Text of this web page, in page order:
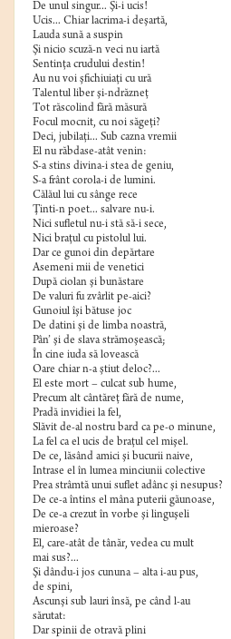
De unul singur... Şi-i ucis!
Ucis... Chiar lacrima-i deşartă,
Lauda sună a suspin
Şi nicio scuză-n veci nu iartă
Sentinţa crudului destin!
Au nu voi şfichiuiaţi cu ură
Talentul liber şi-ndrăzneţ
Tot răscolind fără măsură
Focul mocnit, cu noi săgeţi?
Deci, jubilaţi... Sub cazna vremii
El nu răbdase-atât venin:
S-a stins divina-i stea de geniu,
S-a frânt corola-i de lumini.
Călăul lui cu sânge rece
Ţinti-n poet... salvare nu-i.
Nici sufletul nu-i stă să-i sece,
Nici braţul cu pistolul lui.
Dar ce gunoi din depărtare
Asemeni mii de venetici
După ciolan şi bunăstare
De valuri fu zvârlit pe-aici?
Gunoiul îşi bătuse joc
De datini şi de limba noastră,
Pân’ şi de slava strămoşească;
În cine iuda să lovească
Oare chiar n-a ştiut deloc?...
El este mort – culcat sub hume,
Precum alt cântăreţ fără de nume,
Pradă invidiei la fel,
Slăvit de-al nostru bard ca pe-o minune,
La fel ca el ucis de braţul cel mişel.
De ce, lăsând amici şi bucurii naive,
Intrase el în lumea minciunii colective
Prea strâmtă unui suflet adânc şi nesupus?
De ce-a întins el mâna puterii găunoase,
De ce-a crezut în vorbe şi linguşeli
mieroase?
El, care-atât de tânăr, vedea cu mult
mai sus?...
Şi dându-i jos cununa – alta i-au pus,
de spini,
Ascunşi sub lauri însă, pe când l-au
sărutat:
Dar spinii de otravă plini